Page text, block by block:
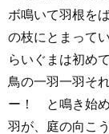
ボ鳴いて羽根を
の枝にとまって
らいぐまは初め
鳥の一羽一羽そ
ー！ と鳴き始
羽が、庭の向こ